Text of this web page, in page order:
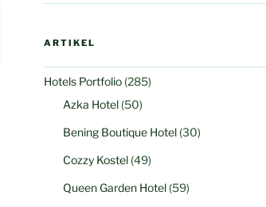
ARTIKEL
Hotels Portfolio(285)
Azka Hotel(50)
Bening Boutique Hotel(30)
Cozzy Kostel(49)
Queen Garden Hotel(59)